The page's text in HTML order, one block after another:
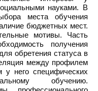
науками. В
места обучения
бюджетных мест.
мотивы. Часть
получения
обретения статуса в
между профилем
у него специфических
обучению.